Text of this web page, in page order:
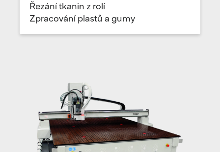
Řezání tkanin z rolí
Zpracování plastů a gumy